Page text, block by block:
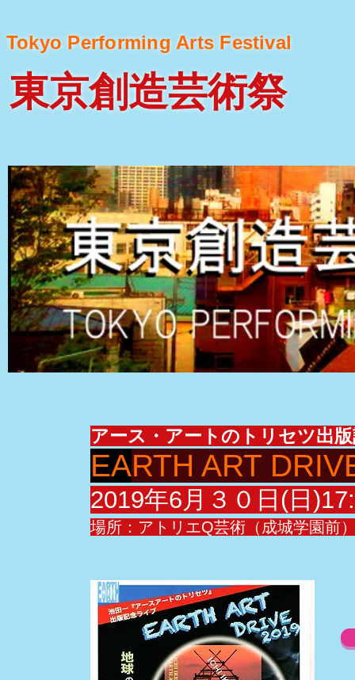
Tokyo Performing Arts Festival
東京創造芸術祭
アース・アートのトリセツ出
EARTH ART
2019年6月３０日(日
場所：アトリエQ芸術（成城学園前